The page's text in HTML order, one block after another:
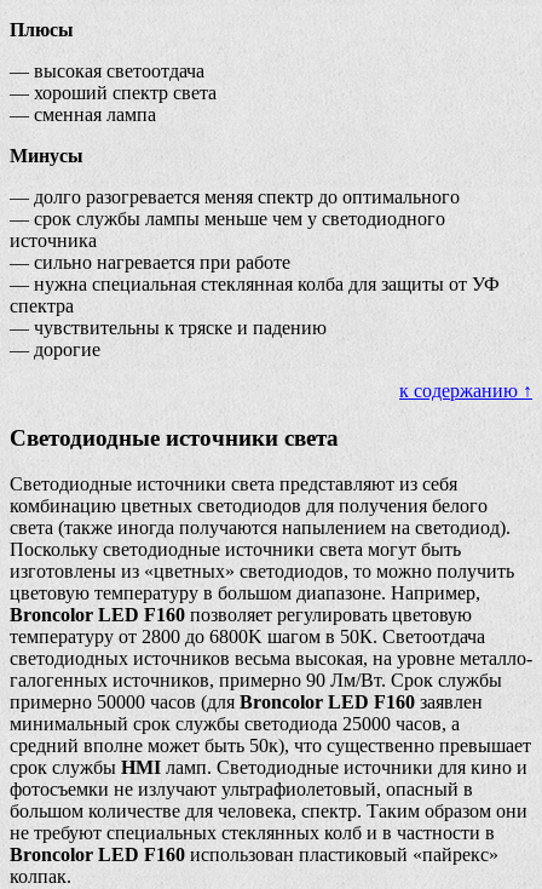
Плюсы
— высокая светоотдача
— хороший спектр света
— сменная лампа
Минусы
— долго разогревается меняя спектр до оптимального
— срок службы лампы меньше чем у светодиодного
источника
— сильно нагревается при работе
— нужна специальная стеклянная колба для защиты от УФ
спектра
— чувствительны к тряске и падению
— дорогие
к содержанию ↑
Светодиодные источники света
Светодиодные источники света представляют из себя
комбинацию цветных светодиодов для получения белого
света (также иногда получаются напылением на светодиод).
Поскольку светодиодные источники света могут быть
изготовлены из «цветных» светодиодов, то можно получить
цветовую температуру в большом диапазоне. Например,
Broncolor LED F160 позволяет регулировать цветовую
температуру от 2800 до 6800K шагом в 50К. Светоотдача
светодиодных источников весьма высокая, на уровне металло-
галогенных источников, примерно 90 Лм/Вт. Срок службы
примерно 50000 часов (для Broncolor LED F160 заявлен
минимальный срок службы светодиода 25000 часов, а
средний вполне может быть 50к), что существенно превышает
срок службы HMI ламп. Светодиодные источники для кино и
фотосъемки не излучают ультрафиолетовый, опасный в
большом количестве для человека, спектр. Таким образом они
не требуют специальных стеклянных колб и в частности в
Broncolor LED F160 использован пластиковый «пайрекс»
колпак.